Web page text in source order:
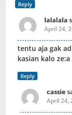
Reply
lalalala
April 24,
tentu aja gak
kasian kalo
Reply
cassie
April 24,